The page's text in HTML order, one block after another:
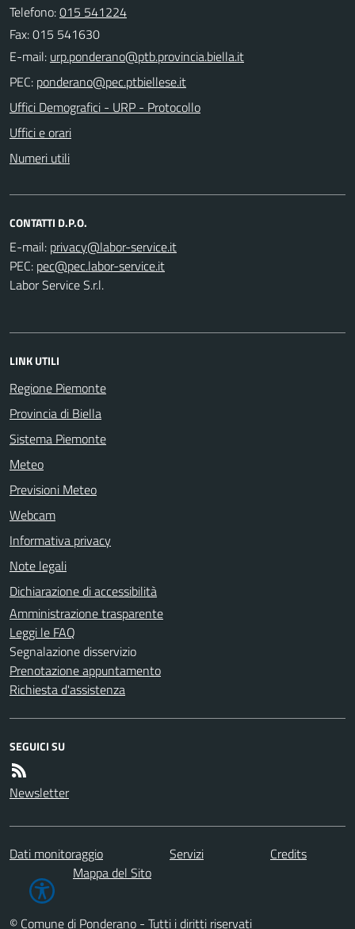
Telefono:015 541224
Fax: 015 541630
E-mail:
PEC:
Uffici Demografici - URP - Protocollo
Uffici e orari
Numeri utili
CONTATTI D.P.O.
E-mail:
PEC:
Labor Service S.r.l.
LINK UTILI
Regione Piemonte
Provincia di Biella
Sistema Piemonte
Meteo
Previsioni Meteo
Webcam
Informativa privacy
Note legali
Dichiarazione di accessibilità
Amministrazione trasparente
Leggi le FAQ
Segnalazione disservizio
Prenotazione appuntamento
Richiesta d'assistenza
SEGUICI SU
Newsletter
Dati monitoraggio Servizi
Credits
Mappa del Sito
© Comune di Ponderano - Tutti i diritti riservati